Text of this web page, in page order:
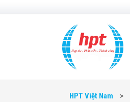
HPT Việt Nam >